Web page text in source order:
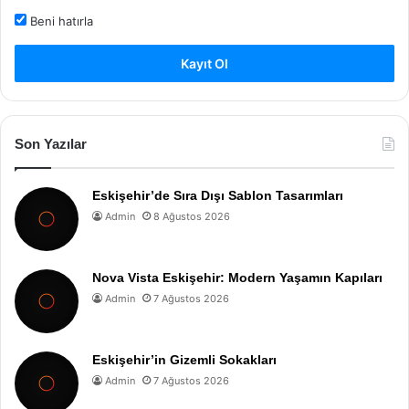
Beni hatırla
Kayıt Ol
Son Yazılar
Eskişehir’de Sıra Dışı Sablon Tasarımları
Admin 8 Ağustos 2026
Nova Vista Eskişehir: Modern Yaşamın Kapıları
Admin 7 Ağustos 2026
Eskişehir’in Gizemli Sokakları
Admin 7 Ağustos 2026